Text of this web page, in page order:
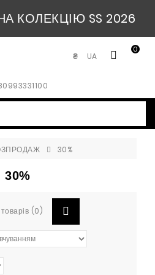
НА КОЛЕКЦІЮ SS 2026
0
UA
₴
30%
30%
(0)